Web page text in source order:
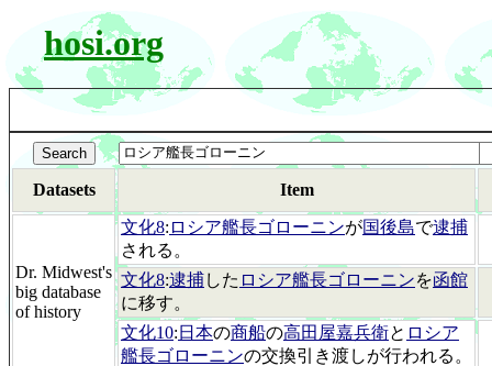
hosi.org
Datasets Item
Dr. Midwest's
big database
of history
文化8: ロシア艦長ゴローニンが国後島で逮捕
される。
文化8:逮捕した ロシア艦長ゴローニンを函館
に移す。
文化10: 日本の商船の高田屋嘉兵衛と ロシア
艦長ゴローニンの交換引き渡しが行われる。